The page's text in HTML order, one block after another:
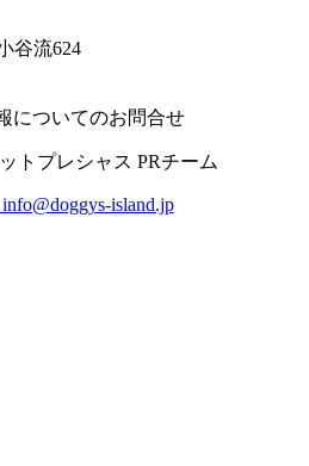
谷流624
についてのお問合せ
トプレシャス PRチーム
island.jp